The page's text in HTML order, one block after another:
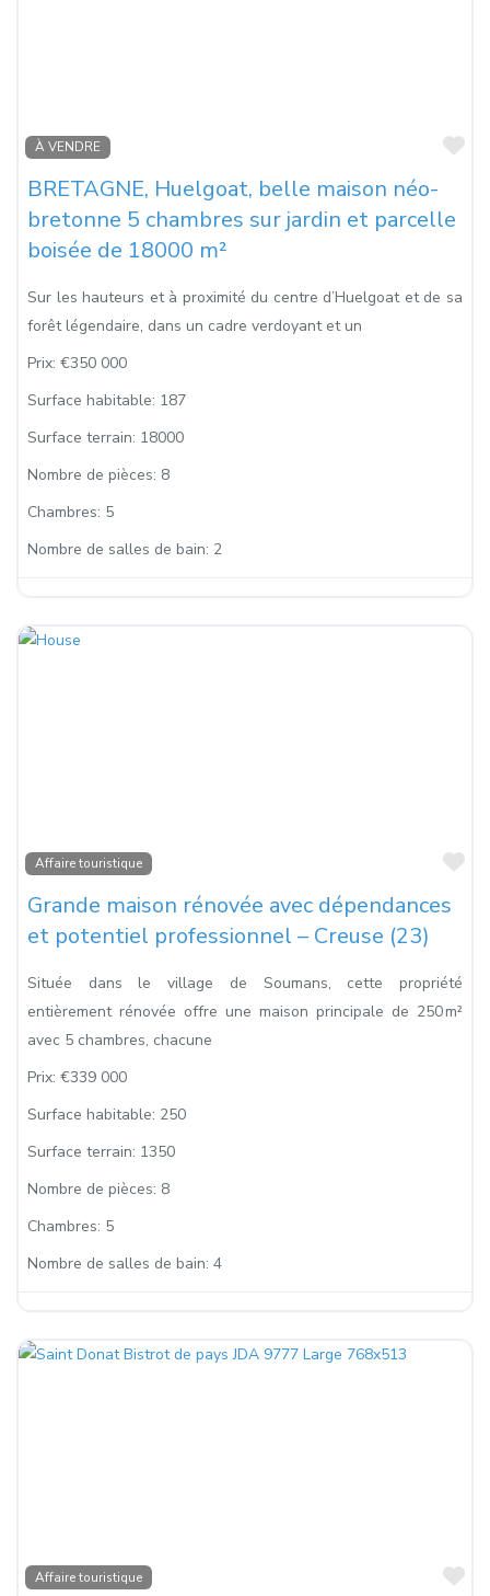
À VENDRE
BRETAGNE, Huelgoat, belle maison néo-
bretonne 5 chambres sur jardin et parcelle
boisée de 18000 m²
Sur les hauteurs et à proximité du centre d’Huelgoat et de sa
forêt légendaire, dans un cadre verdoyant et un
Prix: €350 000
Surface habitable: 187
Surface terrain: 18000
Nombre de pièces: 8
Chambres: 5
Nombre de salles de bain: 2
Affaire touristique
Grande maison rénovée avec dépendances
et potentiel professionnel – Creuse (23)
Située dans le village de Soumans, cette propriété
entièrement rénovée offre une maison principale de 250 m²
avec 5 chambres, chacune
Prix: €339 000
Surface habitable: 250
Surface terrain: 1350
Nombre de pièces: 8
Chambres: 5
Nombre de salles de bain: 4
Affaire touristique